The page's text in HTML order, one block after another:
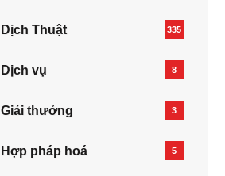
Dịch Thuật 335
Dịch vụ 8
Giải thưởng 3
Hợp pháp hoá 5